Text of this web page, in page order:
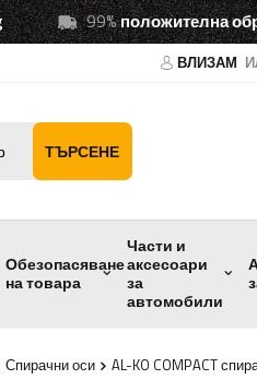
99%положителна
ВЛИЗАМ
ТЪРСЕНЕ
Обезопасяване
на товара
Части и
аксесоари
за
автомобили
Спирачни оси AL-KO COMPACT